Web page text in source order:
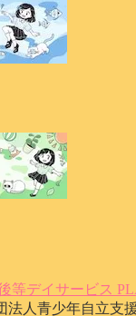
法人青少年自立支